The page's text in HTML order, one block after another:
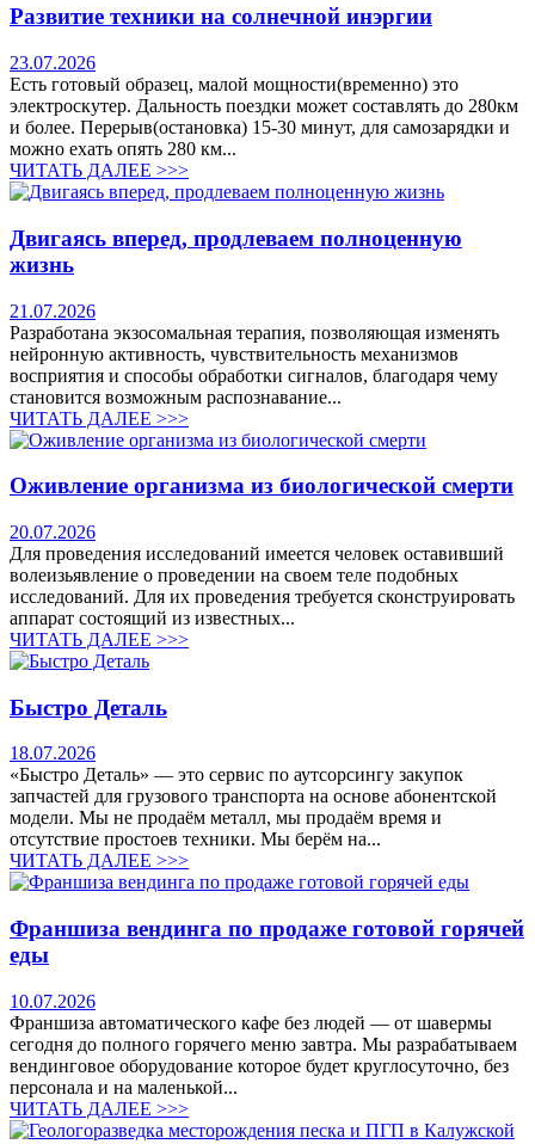
Развитие техники на солнечной инэргии
23.07.2026
Есть готовый образец, малой мощности(временно) это
электроскутер. Дальность поездки может составлять до 280км
и более. Перерыв(остановка) 15-30 минут, для самозарядки и
можно ехать опять 280 км...
ЧИТАТЬ ДАЛЕЕ >>>
Двигаясь вперед, продлеваем полноценную
жизнь
21.07.2026
Разработана экзосомальная терапия, позволяющая изменять
нейронную активность, чувствительность механизмов
восприятия и способы обработки сигналов, благодаря чему
становится возможным распознавание...
ЧИТАТЬ ДАЛЕЕ >>>
Оживление организма из биологической смерти
20.07.2026
Для проведения исследований имеется человек оставивший
волеизьявление о проведении на своем теле подобных
исследований. Для их проведения требуется сконструировать
аппарат состоящий из известных...
ЧИТАТЬ ДАЛЕЕ >>>
Быстро Деталь
18.07.2026
«Быстро Деталь» — это сервис по аутсорсингу закупок
запчастей для грузового транспорта на основе абонентской
модели. Мы не продаём металл, мы продаём время и
отсутствие простоев техники. Мы берём на...
ЧИТАТЬ ДАЛЕЕ >>>
Франшиза вендинга по продаже готовой горячей
еды
10.07.2026
Франшиза автоматического кафе без людей — от шавермы
сегодня до полного горячего меню завтра. Мы разрабатываем
вендинговое оборудование которое будет круглосуточно, без
персонала и на маленькой...
ЧИТАТЬ ДАЛЕЕ >>>